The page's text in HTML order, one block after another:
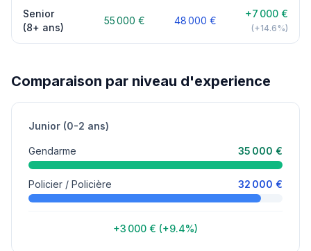
Senior
(8+ ans)
55 000 € 48 000 €
+7 000 €
(+14.6%)
Comparaison par niveau d'experience
Junior (0-2 ans)
Gendarme 35 000 €
Policier / Policière 32 000 €
+3 000 € (+9.4%)